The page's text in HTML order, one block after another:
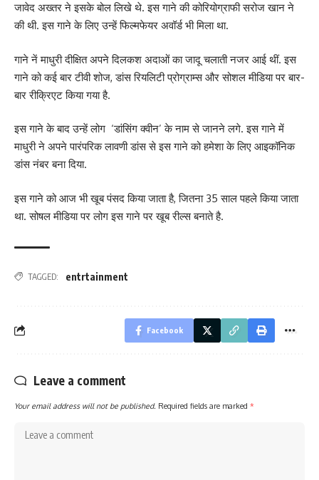
जावेद अख्तर ने इसके बोल लिखे थे. इस गाने की कोरियोग्राफी सरोज खान ने
की थी. इस गाने के लिए उन्हें फिल्मफेयर अवॉर्ड भी मिला था.
गाने नें माधुरी दीक्षित अपने दिलकश अदाओं का जादू चलाती नजर आई थीं. इस
गाने को कई बार टीवी शोज, डांस रियलिटी प्रोग्राम्स और सोशल मीडिया पर बार-
बार रीक्रिएट किया गया है.
इस गाने के बाद उन्हें लोग ‘डांसिंग क्वीन’ के नाम से जानने लगे. इस गाने में
माधुरी ने अपने पारंपरिक लावणी डांस से इस गाने को हमेशा के लिए आइकॉनिक
डांस नंबर बना दिया.
इस गाने को आज भी खूब पंसद किया जाता है, जितना 35 साल पहले किया जाता
था. सोषल मीडिया पर लोग इस गाने पर खूब रील्स बनाते है.
TAGGED: entrtainment
Facebook
Leave a comment
Your email address will not be published. Required fields are marked *